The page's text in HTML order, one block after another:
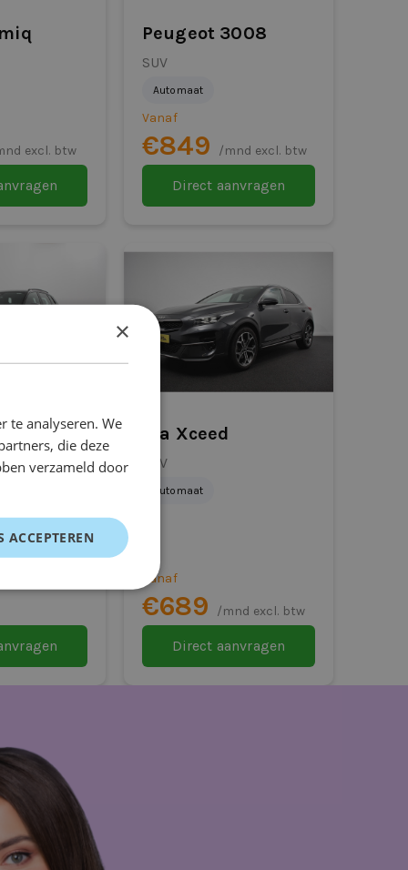
excl. btw
Peugeot 3008
SUV
Automaat
Vanaf
€849 /mnd excl. btw
Direct aanvragen
Automaat
Kia Xceed
SUV
Automaat
Vanaf
€689 /mnd excl. btw
Direct aanvragen
×
te analyseren. We
die deze
verzameld door
ACCEPTEREN